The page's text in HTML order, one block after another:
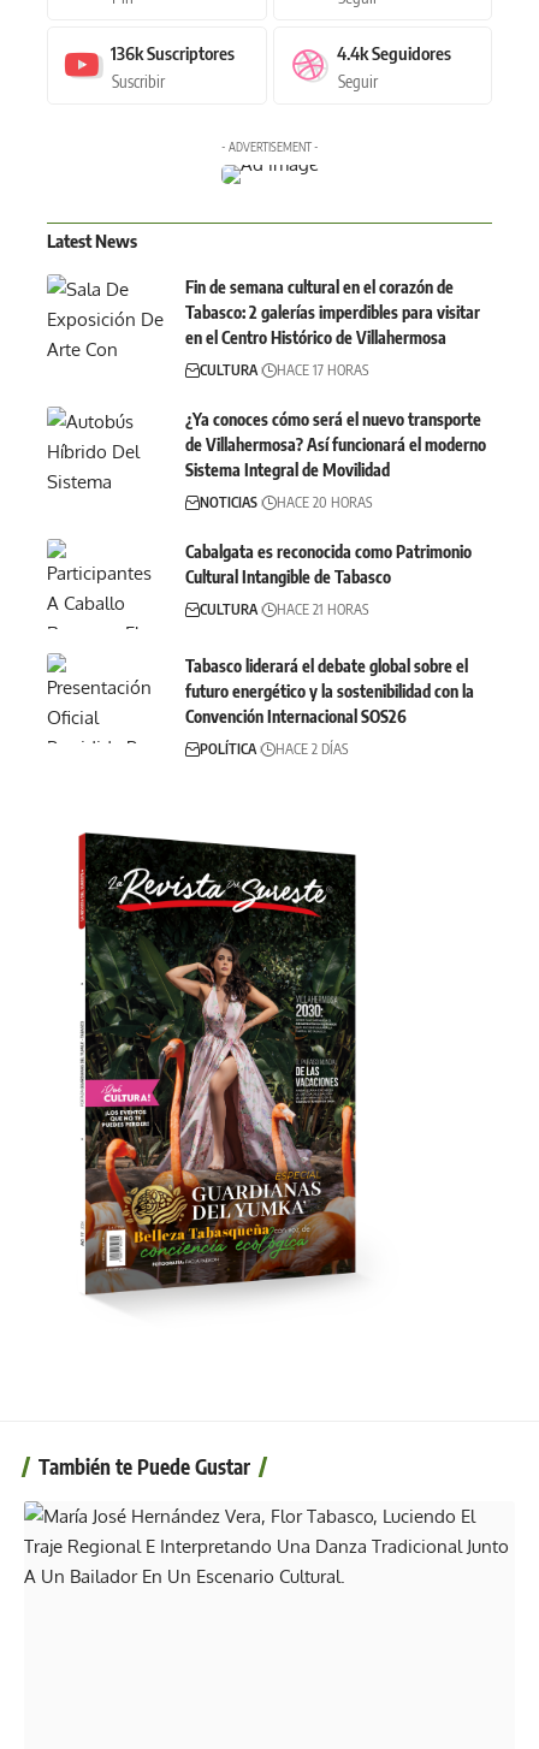
136kSuscriptores
Suscribir
4.4kSeguidores
Seguir
- ADVERTISEMENT -
Latest News
Fin de semana cultural en el corazón de
Tabasco: 2 galerías imperdibles para visitar
en el Centro Histórico de Villahermosa
CULTURA HACE 17 HORAS
¿Ya conoces cómo será el nuevo transporte
de Villahermosa? Así funcionará el moderno
Sistema Integral de Movilidad
NOTICIAS HACE 20 HORAS
Cabalgata es reconocida como Patrimonio
Cultural Intangible de Tabasco
CULTURA HACE 21 HORAS
Tabasco liderará el debate global sobre el
futuro energético y la sostenibilidad con la
Convención Internacional SOS26
POLÍTICA HACE 2 DÍAS
También te Puede Gustar